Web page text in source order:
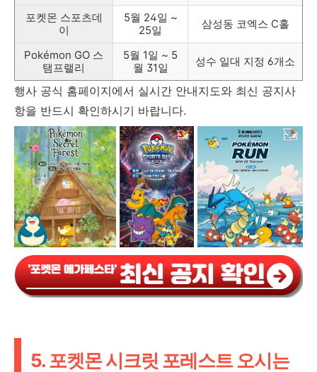
포켓몬 스포츠데
이
5월 24일 ~
25일
삼성동 코엑스 C홀
Pokémon GO 스
탬프랠리
5월 1일 ~ 5
월 31일
성수 일대 지정 6개소
행사 공식 홈페이지에서 실시간 안내지도와 최신 공지사
항을 반드시 확인하시기 바랍니다.
5. 포켓몬 시크릿 포레스트 오시는